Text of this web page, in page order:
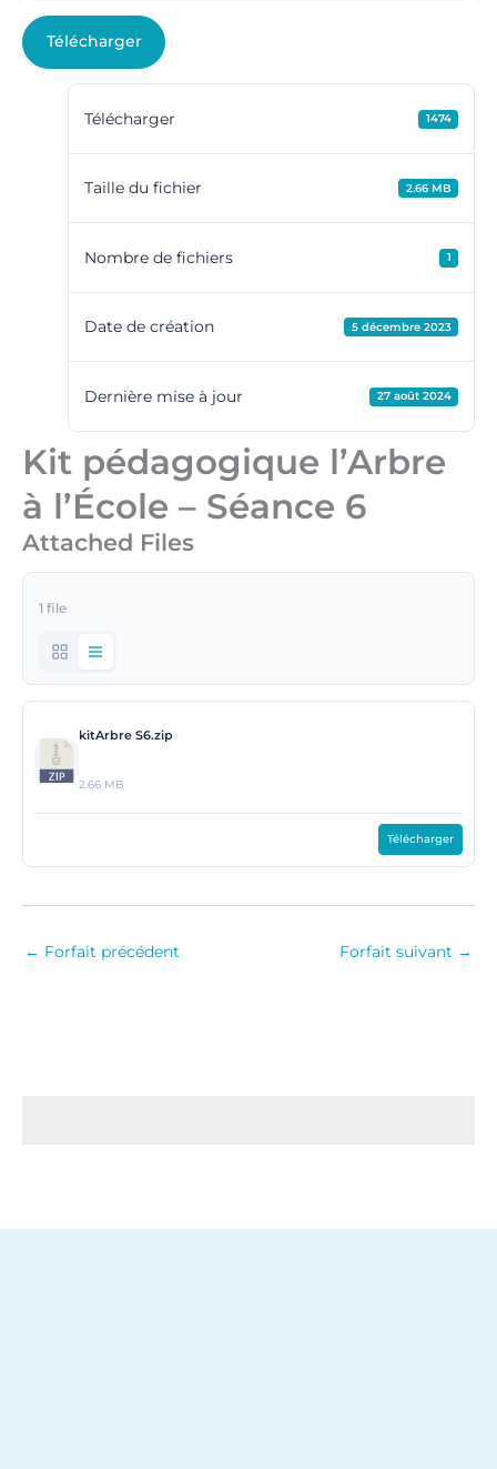
Télécharger
Télécharger 1474
Taille du fichier 2.66 MB
Nombre de fichiers 1
Date de création 5 décembre 2023
Dernière mise à jour 27 août 2024
Kit pédagogique l’Arbre
à l’École – Séance 6
Attached Files
1 file
kitArbre S6.zip
2.66 MB
Télécharger
← Forfait précédent Forfait suivant →